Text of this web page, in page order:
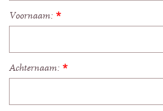
Voornaam: *
Achternaam: *